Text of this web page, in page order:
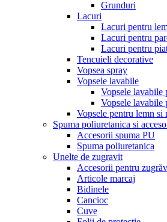
Grunduri
Lacuri
Lacuri pentru
Lacuri pentru
Lacuri pentru
Tencuieli decorative
Vopsea spray
Vopsele lavabile
Vopsele lavabile
Vopsele lavabile
Vopsele pentru lemn si
Spuma poliuretanica si
Accesorii spuma PU
Spuma poliuretanica
Unelte de zugravit
Accesorii pentru
Articole marcaj
Bidinele
Cancioc
Cuve